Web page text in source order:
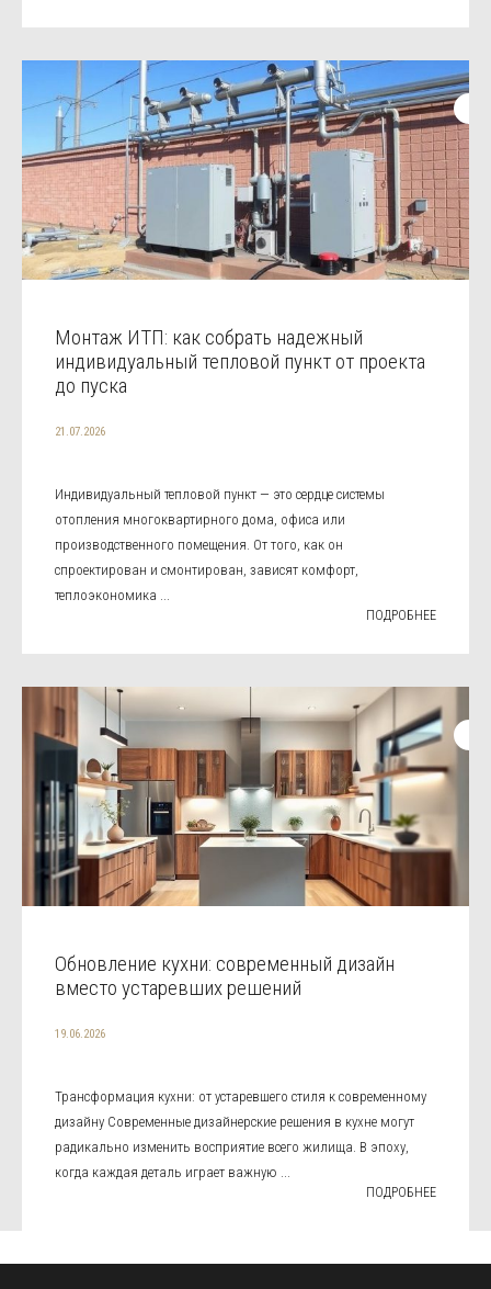
Монтаж ИТП: как собрать надежный
индивидуальный тепловой пункт от проекта
до пуска
21.07.2026
Индивидуальный тепловой пункт — это сердце системы
отопления многоквартирного дома, офиса или
производственного помещения. От того, как он
спроектирован и смонтирован, зависят комфорт,
теплоэкономика ...
ПОДРОБНЕЕ
Обновление кухни: современный дизайн
вместо устаревших решений
19.06.2026
Трансформация кухни: от устаревшего стиля к современному
дизайну Современные дизайнерские решения в кухне могут
радикально изменить восприятие всего жилища. В эпоху,
когда каждая деталь играет важную ...
ПОДРОБНЕЕ